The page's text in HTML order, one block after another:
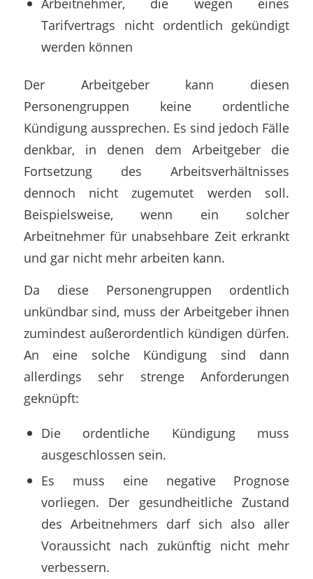
Tarifvertrags nicht ordentlich gekündigt
werden können
Der Arbeitgeber kann diesen
Personengruppen keine ordentliche
Kündigung aussprechen. Es sind jedoch Fälle
denkbar, in denen dem Arbeitgeber die
Fortsetzung des Arbeitsverhältnisses
dennoch nicht zugemutet werden soll.
Beispielsweise, wenn ein solcher
Arbeitnehmer für unabsehbare Zeit erkrankt
und gar nicht mehr arbeiten kann.
Da diese Personengruppen ordentlich
unkündbar sind, muss der Arbeitgeber ihnen
zumindest außerordentlich kündigen dürfen.
An eine solche Kündigung sind dann
allerdings sehr strenge Anforderungen
geknüpft:
Die ordentliche Kündigung muss
ausgeschlossen sein.
Es muss eine negative Prognose
vorliegen. Der gesundheitliche Zustand
des Arbeitnehmers darf sich also aller
Voraussicht nach zukünftig nicht mehr
verbessern.